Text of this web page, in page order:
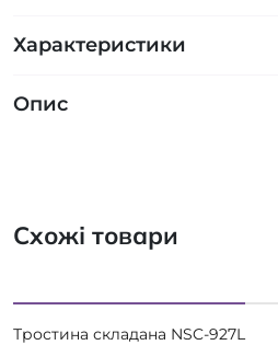
Характеристики
Опис
Схожі товари
Тростина складана NSC-927L